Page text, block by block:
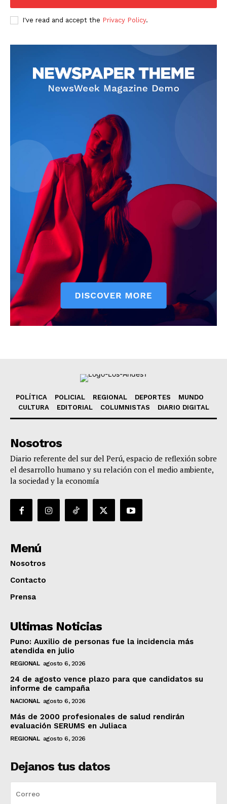
Diario los Andes
Nosotros
I've read and accept the Privacy Policy.
POLÍTICA POLICIAL REGIONAL DEPORTES
MUNDO
CULTURA
EDITORIAL COLUMNISTAS DIARIO DIGITAL
Nosotros
Diario referente del sur del Perú, espacio de reflexión sobre
el desarrollo humano y su relación con el medio ambiente,
la sociedad y la economía
Menú
Nosotros
Contacto
Prensa
Ultimas Noticias
Puno: Auxilio de personas fue la incidencia más
atendida en julio
REGIONAL agosto 6, 2026
24 de agosto vence plazo para que candidatos su
informe de campaña
NACIONAL agosto 6, 2026
Más de 2000 profesionales de salud rendirán
evaluación SERUMS en Juliaca
REGIONAL agosto 6, 2026
Dejanos tus datos